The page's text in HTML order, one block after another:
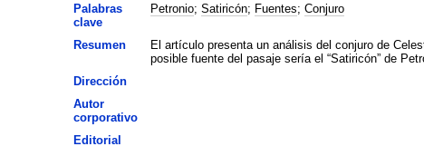
Palabras
clave
Petronio; Satiricón; Fuentes; Conjuro
Resumen
El artículo presenta un análisis del conjuro de
posible fuente del pasaje sería el “Satiricón” de
Dirección
Autor
corporativo
Editorial